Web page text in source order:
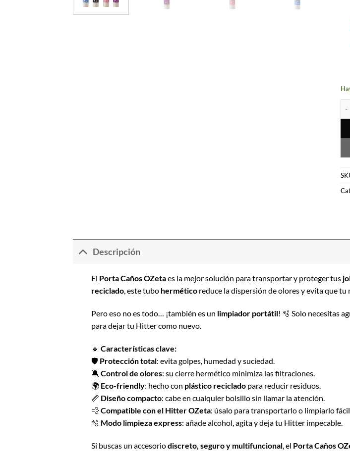
Descripción
El Porta Caños OZetaes la mejor solución para transportar y proteger tus
reciclado, este tubo herméticoreduce la dispersión de olores y evita que
Pero eso no es todo… ¡también es un limpiador portátil! 🫧 Solo necesitas
para dejar tu Hitter como nuevo.
🔹 Características clave:
🛡 Protección total: evita golpes, humedad y suciedad.
🔕 Control de olores: su cierre hermético minimiza las filtraciones.
🌍 Eco-friendly: hecho con plástico recicladopara reducir residuos.
📏 Diseño compacto: cabe en cualquier bolsillo sin llamar la atención.
💨 Compatible con el Hitter OZeta: úsalo para transportarlo o limpiarlo
🫧 Modo limpieza express: añade alcohol, agita y deja tu Hitter impecable.
Si buscas un accesoriodiscreto, seguro y multifuncional, el Porta Caños